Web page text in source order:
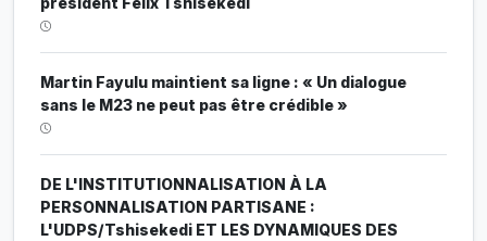
Martin Fayulu maintient sa ligne : « Un dialogue
sans le M23 ne peut pas être crédible »
DE L'INSTITUTIONNALISATION À LA
PERSONNALISATION PARTISANE :
L'UDPS/Tshisekedi ET LES DYNAMIQUES DES